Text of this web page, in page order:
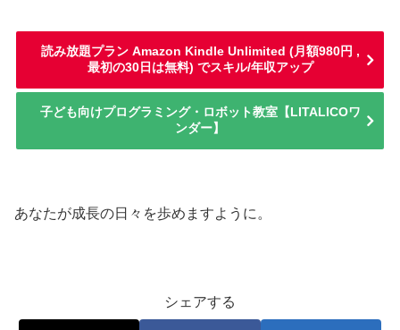
読み放題プラン Amazon Kindle Unlimited (月額980円 ,
最初の30日は無料) でスキル/年収アップ
子ども向けプログラミング・ロボット教室【LITALICOワ
ンダー】
あなたが成長の日々を歩めますように。
シェアする